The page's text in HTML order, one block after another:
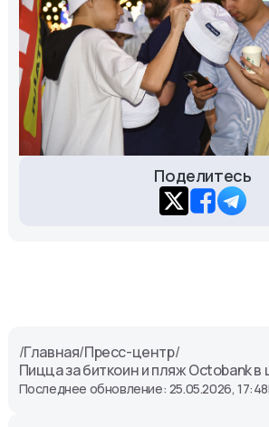
Поделитесь
/Главная/Пресс-центр/
Пицца за биткоин и пляж Octobank
Последнее обновление: 25.05.2026, 17:48